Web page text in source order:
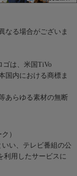
なる場合がございま
ゴは、米国TiVo
国内における商標ま
あらゆる素材の無断
）
いい、テレビ番組の公
利用したサービスに